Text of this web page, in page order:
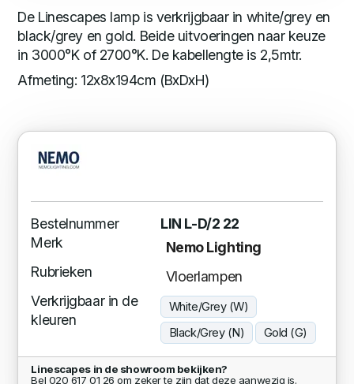
De Linescapes lamp is verkrijgbaar in white/grey en
black/grey en gold. Beide uitvoeringen naar keuze
in 3000°K of 2700°K. De kabellengte is 2,5mtr.
Afmeting: 12x8x194cm (BxDxH)
Bestelnummer
LIN L-D/2 22
Merk
Nemo Lighting
Rubrieken
Vloerlampen
Verkrijgbaar in de
kleuren
White/Grey (W)
Black/Grey (N)
Gold (G)
Linescapes in de showroom bekijken?
Bel 020 617 01 26 om zeker te zijn dat deze aanwezig is.